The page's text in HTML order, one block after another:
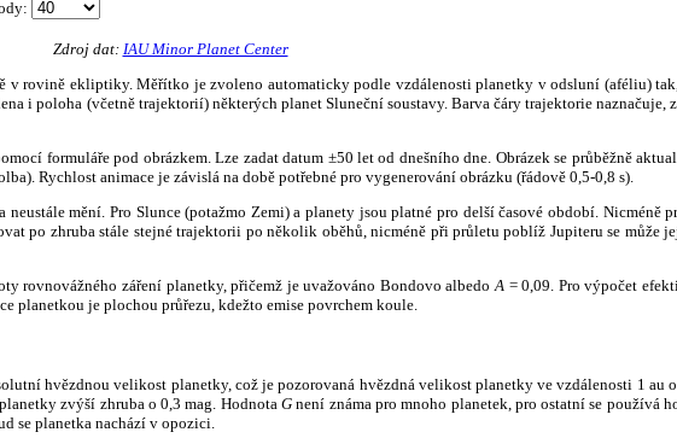
:
Zdroj dat: IAU Minor Planet Center
v rovině ekliptiky. Měřítko je zvoleno automaticky podle vzdálenosti planetky v odsluní (aféliu)
i poloha (včetně trajektorií) některých planet Sluneční soustavy. Barva čáry trajektorie naznačuje,
formuláře pod obrázkem. Lze zadat datum ±50 let od dnešního dne. Obrázek se průběžně
Rychlost animace je závislá na době potřebné pro vygenerování obrázku (řádově 0,5-0,8 s).
mění. Pro Slunce (potažmo Zemi) a planety jsou platné pro delší časové období.
po zhruba stále stejné trajektorii po několik oběhů, nicméně při průletu poblíž Jupiteru se může
rovnovážného záření planetky, přičemž je uvažováno Bondovo albedo A = 0,09. Pro výpočet
planetkou je plochou průřezu, kdežto emise povrchem koule.
hvězdnou velikost planetky, což je pozorovaná hvězdná velikost planetky ve vzdálenosti 1 au
zvýší zhruba o 0,3 mag. HodnotaG není známa pro mnoho planetek, pro ostatní se používá
se planetka nachází v opozici.